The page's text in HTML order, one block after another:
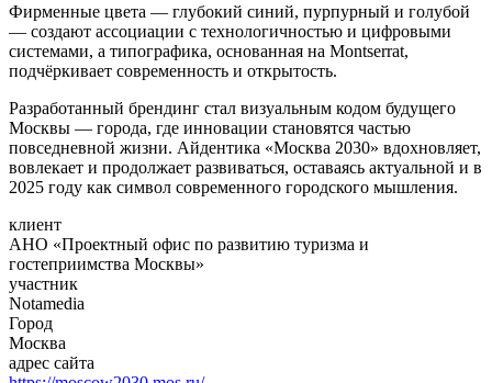
Фирменные цвета — глубокий синий, пурпурный и голубой
— создают ассоциации с технологичностью и цифровыми
системами, а типографика, основанная на Montserrat,
подчёркивает современность и открытость.
Разработанный брендинг стал визуальным кодом будущего
Москвы — города, где инновации становятся частью
повседневной жизни. Айдентика «Москва 2030» вдохновляет,
вовлекает и продолжает развиваться, оставаясь актуальной и в
2025 году как символ современного городского мышления.
клиент
АНО «Проектный офис по развитию туризма и
гостеприимства Москвы»
участник
Notamedia
Город
Москва
адрес сайта